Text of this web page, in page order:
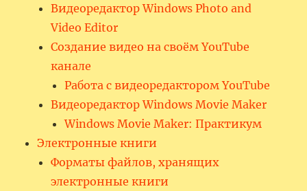
Видеоредактор Windows Photo and
Video Editor
Создание видео на своём YouTube
канале
Работа с видеоредактором YouTube
Видеоредактор Windows Movie Maker
Windows Movie Maker: Практикум
Электронные книги
Форматы файлов, хранящих
электронные книги